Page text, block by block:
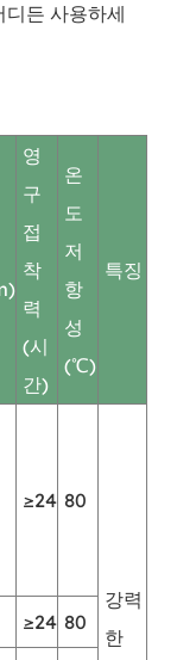
든 사용하세
영
구
접
착
력
(시
간)
온
도
저
항
성
(℃)
특징
≥24 80
강력
한
≥24 80